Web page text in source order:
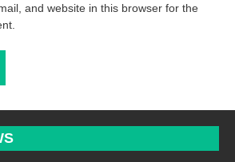
and website in this browser for the